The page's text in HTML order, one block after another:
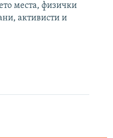
места, физички
активисти и